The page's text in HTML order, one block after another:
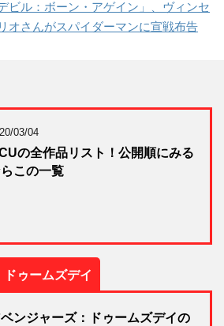
ビル：ボーン・アゲイン」、ヴィンセ
オさんがスパイダーマンに宣戦布告
03/04
の全作品リスト！公開順にみる
この一覧
ゥームズデイ
ンジャーズ：ドゥームズデイの